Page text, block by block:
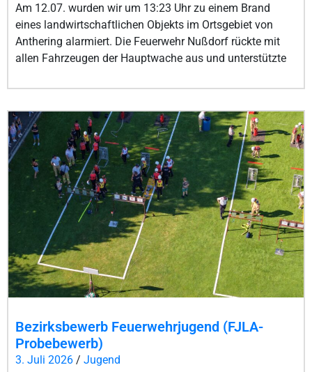
Am 12.07. wurden wir um 13:23 Uhr zu einem Brand
eines landwirtschaftlichen Objekts im Ortsgebiet von
Anthering alarmiert. Die Feuerwehr Nußdorf rückte mit
allen Fahrzeugen der Hauptwache aus und unterstützte
Bezirksbewerb Feuerwehrjugend (FJLA-
Probebewerb)
3. Juli 2026 / Jugend